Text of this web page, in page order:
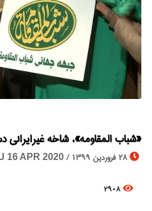
«شباب المقاومه»، شاخه غیر‌‌ایرانی
28 فروردین 1399 / 16 APR 2020
2908